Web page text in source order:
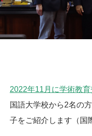
2022年11月に学術教
国語大学校から2名の
子をご紹介します（国